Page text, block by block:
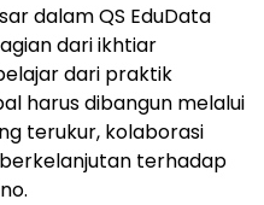
dalam QS EduData
dari ikhtiar
dari praktik
harus dibangun melalui
terukur, kolaborasi
terhadap